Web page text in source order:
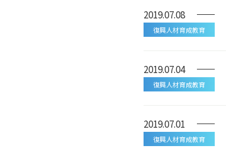
2019.07.08
復興人材育成教育
2019.07.04
復興人材育成教育
2019.07.01
復興人材育成教育